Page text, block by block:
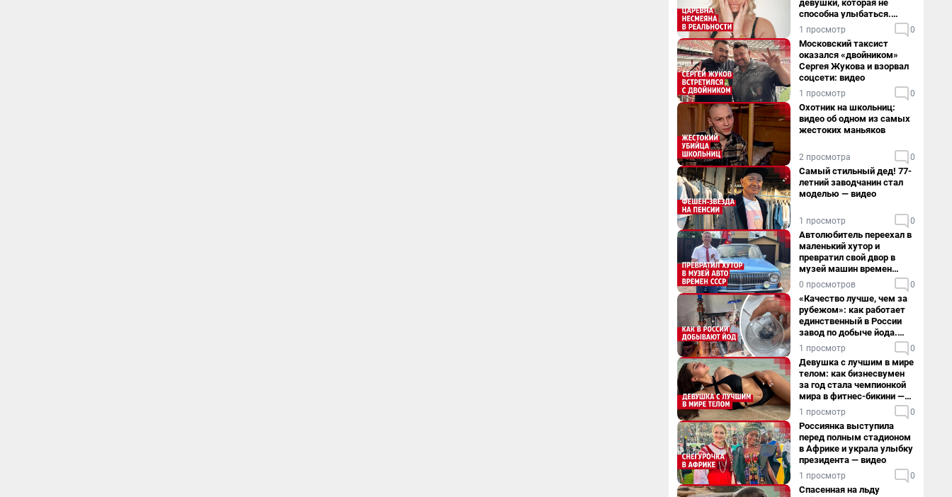
девушки, которая не
способна улыбаться.
Видео
1 просмотр 0
Московский таксист
оказался «двойником»
Сергея Жукова и взорвал
соцсети: видео
1 просмотр 0
Охотник на школьниц:
видео об одном из самых
жестоких маньяков
2 просмотра 0
Самый стильный дед! 77-
летний заводчанин стал
моделью — видео
1 просмотр 0
Автолюбитель переехал в
маленький хутор и
превратил свой двор в
музей машин времен
СССР. Видео
0 просмотров 0
«Качество лучше, чем за
рубежом»: как работает
единственный в России
завод по добыче йода.
Видео
1 просмотр 0
Девушка с лучшим в мире
телом: как бизнесвумен
за год стала чемпионкой
мира в фитнес-бикини —
видео
1 просмотр 0
Россиянка выступила
перед полным стадионом
в Африке и украла улыбку
президента — видео
1 просмотр 0
Спасенная на льду